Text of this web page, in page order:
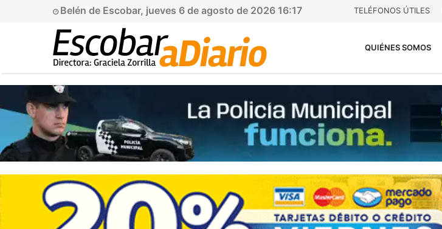
Belén de Escobar, jueves 6 de agosto de 2026 16:17 TELÉFONOS ÚTILES
QUIÉNES SOMOS